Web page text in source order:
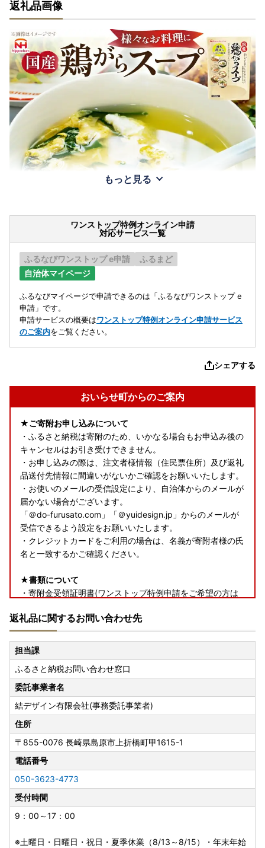
返礼品画像
もっと見る
ワンストップ特例オンライン申請
対応サービス一覧
ふるなびワンストップ e申請
ふるまど
自治体マイページ
ふるなびマイページで申請できるのは「ふるなびワンストップ e
申請」です。
申請サービスの概要はワンストップ特例オンライン申請サービス
のご案内をご覧ください。
シェアする
おいらせ町からのご案内
★ご寄附お申し込みについて
・ふるさと納税は寄附のため、いかなる場合もお申込み後の
キャンセルはお引き受けできません。
・お申し込みの際は、注文者様情報（住民票住所）及び返礼
品送付先情報に間違いがないかご確認をお願いいたします。
・お使いのメールの受信設定により、自治体からのメールが
届かない場合がございます。
「＠do-furusato.com」「＠yuidesign.jp」からのメールが
受信できるよう設定をお願いいたします。
・クレジットカードをご利用の場合は、名義が寄附者様の氏
名と一致するかご確認ください。
★書類について
・寄附金受領証明書(ワンストップ特例申請をご希望の方は
★返礼品について
・お受け取り日指定はできません。
・長期ご不在でお受取不可の期間がございましたら、必ず備
考欄に「不在:○○」とご記入ください。
・返礼品送付先ご住所の誤り等のお申し込み内容不備や、受
取人様のご都合により返礼品がお届けできない場合、再送は
いたしません。また寄附金の返金もいたしかねます。
・手配状況次第では返礼品送付先ご住所の変更ができない場
合があります。また転送する場合は転送料金(受取人着払い)
が発生しますので、ご了承ください。
・「のし」可の返礼品を除き、のしの対応はいたしかねま
す。
・配送業者の指定はいたしかねます。また返礼品によって配
送業者が異なります。
・事前に出荷日のご案内は行っておりません。また、ご要望
・返礼品をお届けする際の配送伝票について、ご依頼主に
返礼品に関するお問い合わせ先
担当課
ふるさと納税お問い合わせ窓口
委託事業者名
結デザイン有限会社(事務委託事業者)
住所
〒855-0076 長崎県島原市上折橋町甲1615-1
電話番号
050-3623-4773
受付時間
9：00～17：00
※土曜日・日曜日・祝日・夏季休業（8/13～8/15）・年末年始